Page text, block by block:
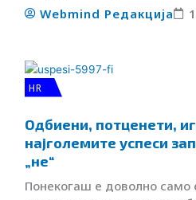
Webmind Редакција
HR
Одбиени, потценети,
најголемите успеси
„не“
Понекогаш е доволно само